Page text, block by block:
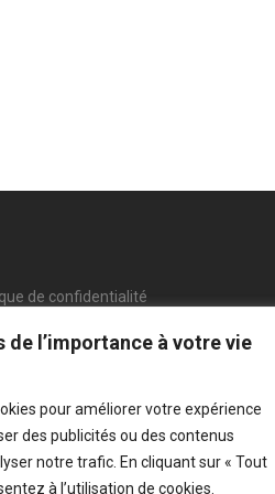
de l’importance à votre vie
pour améliorer votre expérience
des publicités ou des contenus
notre trafic. En cliquant sur « Tout
à l’utilisation de cookies.
de confidentialité